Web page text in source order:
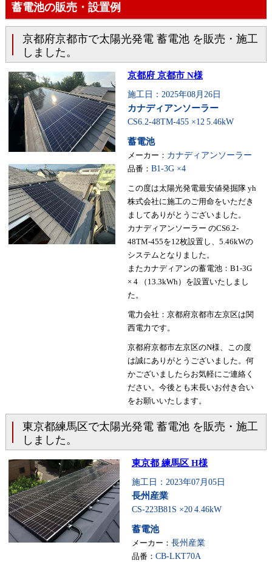
蓄電池の販売・設置例
京都府京都市で太陽光発電 蓄電池 を販売・施工
しました。
京都府 京都市 N様
施工日：2025年08月26日
カナディアンソーラー
CS6.2-48TM-455 ×12 5.46kW
蓄電池
メーカー： カナディアンソーラー
品番： B1-3G ×4
この度は太陽光発電最安値発掘隊 yh
株式会社に施工のご用命をいただき
ましてありがとうございました。
カナディアンソーラー のCS6.2-
48TM-455を12枚設置し、5.46kWの
システムとなりました。
またカナディアンの蓄電池：B1-3G
× 4 （13.3kWh）を設置いたしまし
た。
電力会社：京都府京都市左京区は関
西電力です。
京都府京都市左京区のN様、この度
は誠にありがとうございました。何
かございましたらお気軽にご連絡く
ださい。今後とも末長いお付き合い
をお願いいたします。
東京都練馬区で太陽光発電 蓄電池 を販売・施工
しました。
東京都 練馬区 H様
施工日：2023年07月05日
長州産業
CS-223B81S ×20 4.46kW
蓄電池
メーカー： 長州産業
品番： CB-LKT70A